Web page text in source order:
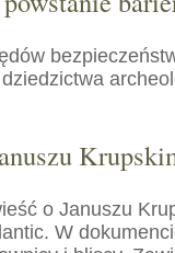
o Januszu
W